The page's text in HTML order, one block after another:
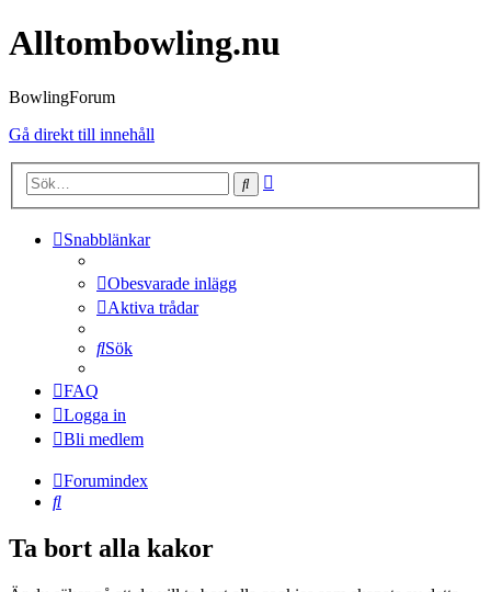
Alltombowling.nu
BowlingForum
Gå direkt till innehåll
Sök
Snabblänkar
Obesvarade inlägg
Aktiva trådar
Sök
FAQ
Logga in
Bli medlem
Forumindex
Sök
Ta bort alla kakor